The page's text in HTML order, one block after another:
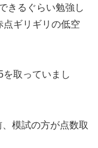
きるぐらい勉強し
点ギリギリの低空
取っていまし
模試の方が点数取